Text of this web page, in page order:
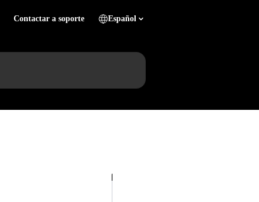
Contactar a soporte Español